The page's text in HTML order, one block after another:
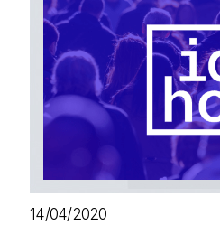
14/04/2020